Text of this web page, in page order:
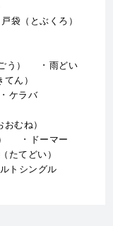
戸袋（とぶくろ）
）
雨どい
ん）
ケラバ
むね）
ドーマー
たてどい）
トシングル